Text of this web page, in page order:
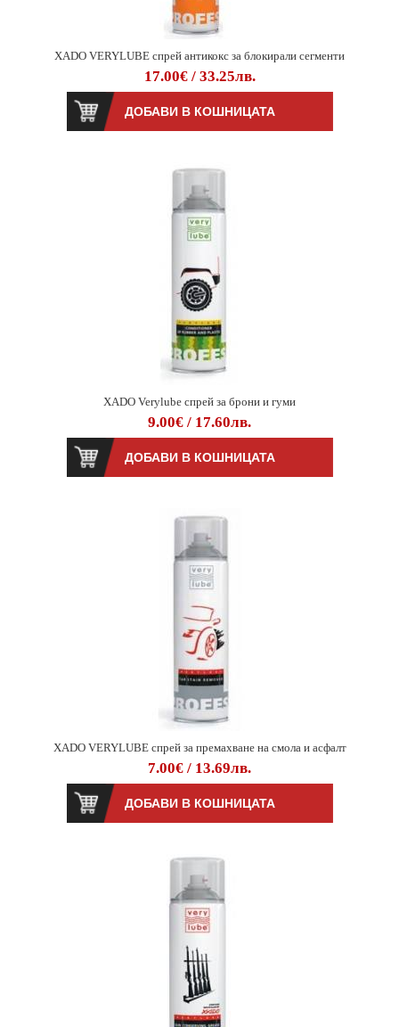
XADO VERYLUBE спрей антикокс за блокирали сегменти
17.00€ / 33.25лв.
XADO Verylube спрей за брони и гуми
9.00€ / 17.60лв.
XADO VERYLUBE спрей за премахване на смола и асфалт
7.00€ / 13.69лв.